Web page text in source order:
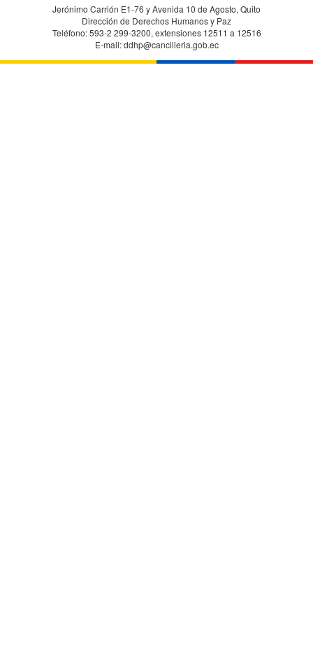
Jerónimo Carrión E1-76 y Avenida 10 de Agosto, Quito
Dirección de Derechos Humanos y Paz
Teléfono: 593-2 299-3200, extensiones 12511 a 12516
E-mail: ddhp@cancilleria.gob.ec